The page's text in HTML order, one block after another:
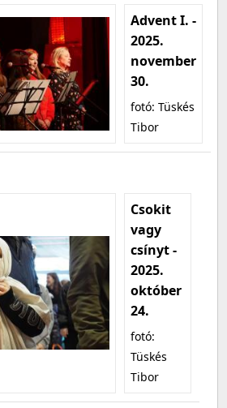
Advent I. -
2025.
november
30.
fotó: Tüskés
Tibor
Csokit
vagy
csínyt -
2025.
október
24.
fotó:
Tüskés
Tibor